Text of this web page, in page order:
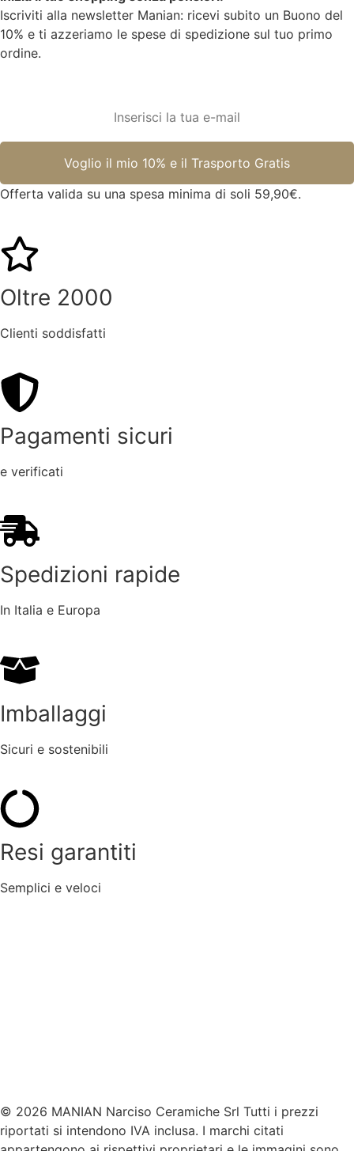
Iscriviti alla newsletter Manian: ricevi subito un Buono del
10% e ti azzeriamo le spese di spedizione sul tuo primo
ordine.
Offerta valida su una spesa minima di soli 59,90€.
Oltre 2000
Clienti soddisfatti
Pagamenti sicuri
e verificati
Spedizioni rapide
In Italia e Europa
Imballaggi
Sicuri e sostenibili
Resi garantiti
Semplici e veloci
© 2026 MANIAN Narciso Ceramiche Srl Tutti i prezzi
riportati si intendono IVA inclusa. I marchi citati